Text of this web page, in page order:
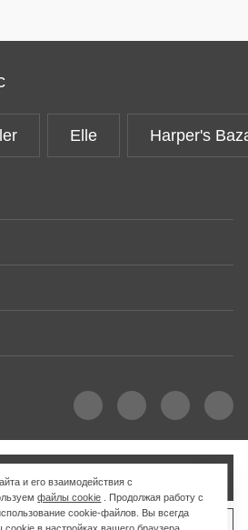
в корзину
Elle Harper's
и его взаимодействия с
файлы cookie . Продолжая работу с
cookie-файлов. Вы всегда